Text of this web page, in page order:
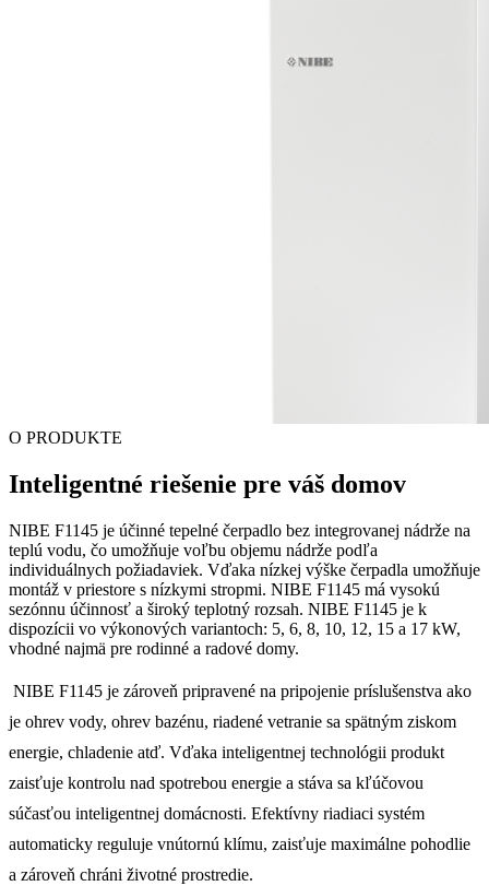
O PRODUKTE
Inteligentné riešenie pre váš domov
NIBE F1145 je účinné tepelné čerpadlo bez integrovanej nádrže na
teplú vodu, čo umožňuje voľbu objemu nádrže podľa
individuálnych požiadaviek. Vďaka nízkej výške čerpadla umožňuje
montáž v priestore s nízkymi stropmi. NIBE F1145 má vysokú
sezónnu účinnosť a široký teplotný rozsah. NIBE F1145 je k
dispozícii vo výkonových variantoch: 5, 6, 8, 10, 12, 15 a 17 kW,
vhodné najmä pre rodinné a radové domy.
NIBE F1145 je zároveň pripravené na pripojenie príslušenstva ako
je ohrev vody, ohrev bazénu, riadené vetranie sa spätným ziskom
energie, chladenie atď. Vďaka inteligentnej technológii produkt
zaisťuje kontrolu nad spotrebou energie a stáva sa kľúčovou
súčasťou inteligentnej domácnosti. Efektívny riadiaci systém
automaticky reguluje vnútornú klímu, zaisťuje maximálne pohodlie
a zároveň chráni životné prostredie.